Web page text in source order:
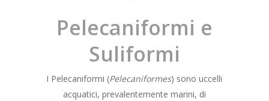
Pelecaniformi e
Suliformi
I Pelecaniformi (Pelecaniformes) sono uccelli
acquatici, prevalentemente marini, di